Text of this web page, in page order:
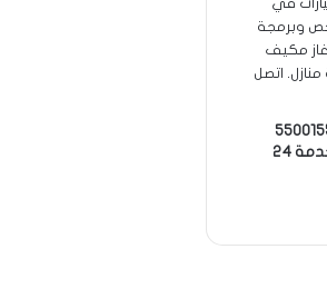
الفنطاس 55001552
تصليح بنشر تبديل تواير خدمة 24